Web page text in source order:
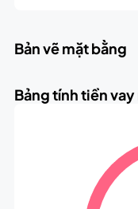
Bản vẽ mặt bằng
Bảng tính tiền